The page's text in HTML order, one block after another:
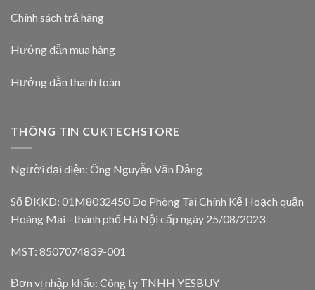
Chính sách trả hàng
Hướng dẫn mua hàng
Hướng dẫn thanh toán
THÔNG TIN CUKTECHSTORE
Người đại diện: Ông Nguyễn Văn Đảng
Số ĐKKD: 01M8032450 Do Phòng Tài Chính Kế Hoạch quận
Hoàng Mai - thành phố Hà Nội cấp ngày 25/08/2023
MST: 8507074839-001
Đơn vị nhập khẩu: Công ty TNHH YESBUY